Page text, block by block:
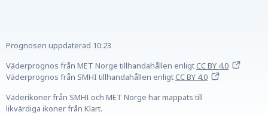
Prognosen uppdaterad 10:23
Väderprognos från MET Norge tillhandahållen enligtCC BY 4.0
Väderprognos från SMHI tillhandahållen enligtCC BY 4.0
Väderikoner från SMHI och MET Norge har mappats till
likvärdiga ikoner från Klart.